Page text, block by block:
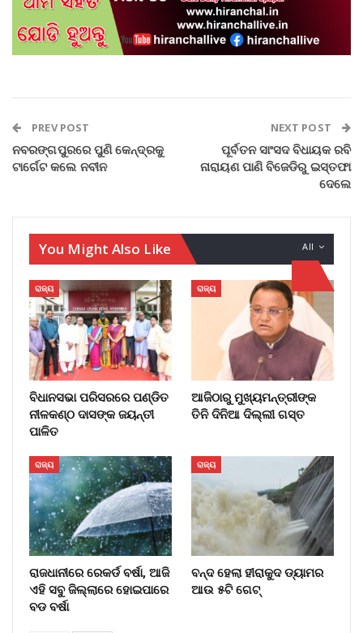
PREV POST
ନବରଙ୍ଗପୁରରେ ପୁଣି କେନ୍ଦ୍ରକୁ
ଟାର୍ଗେଟ କଲେ ନବୀନ
NEXT POST
ପୂର୍ବତନ ସାଂସଦ ବିଧାୟକ ରବି
ନାରାୟଣ ପାଣି ବିଜେଡିରୁ ଇସ୍ତଫା
ଦେଲେ
All
You Might Also Like
ରାଜ୍ୟ
ବିଧାନସଭା ପରିସରରେ ପଣ୍ଡିତ
ନୀଳକଣ୍ଠ ଦାସଙ୍କ ଜୟନ୍ତୀ
ପାଳିତ
ରାଜ୍ୟ
ଆଜିଠାରୁ ମୁଖ୍ୟମନ୍ତ୍ରୀଙ୍କ
ତିନି ଦିନିଆ ଦିଲ୍ଲୀ ଗସ୍ତ
ରାଜ୍ୟ
ରାଜଧାନୀରେ ରେକର୍ଡ ବର୍ଷା, ଆଜି
ଏହି ସବୁ ଜିଲ୍ଲାରେ ହୋଇପାରେ
ବଡ ବର୍ଷା
ରାଜ୍ୟ
ବନ୍ଦ ହେଲା ହୀରାକୁଦ ଡ୍ୟାମର
ଆଉ ୫ଟି ଗେଟ୍